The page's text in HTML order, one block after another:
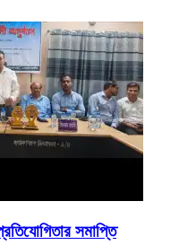
সমাপ্তি